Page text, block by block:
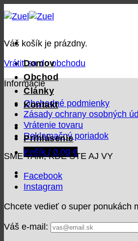
Skip
to
Domov
Obchod
Články
Kontakt
Prihlásenie
Košík / 0,00 €
Váš košík je prázdny.
Vrátiť sa do obchodu
Informácie
Obchodné podmienky
Zásady ochrany osobných
Vrátenie tovaru
Reklamačný poriadok
SME TAM, KDE STE AJ VY
Facebook
Instagram
Chcete vedieť o super ponukách
Váš e-mail: